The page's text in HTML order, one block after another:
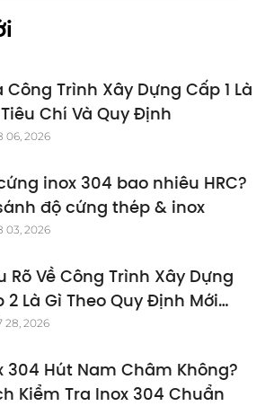
Công Trình Xây Dựng Cấp 1 Là
Chí Và Quy Định
06, 2026
inox 304 bao nhiêu HRC?
độ cứng thép & inox
03, 2026
Rõ Về Công Trình Xây Dựng
2 Là Gì Theo Quy Định Mới
28, 2026
304 Hút Nam Châm Không?
Kiểm Tra Inox 304 Chuẩn